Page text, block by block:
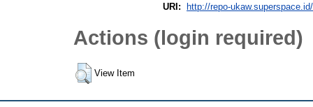
URI:
http://repo-
Actions (login required)
View Item